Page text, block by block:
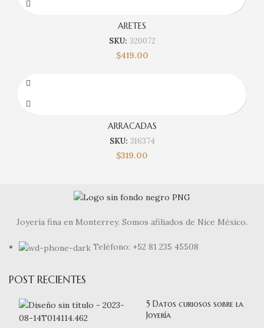
ARETES
SKU: 320072
$419.00
ARRACADAS
SKU: 316374
$319.00
Joyería fina en Monterrey. Somos afiliados de Nice México.
Teléfono: +52 81 235 45508
POST RECIENTES
5 Datos curiosos sobre la
Joyería